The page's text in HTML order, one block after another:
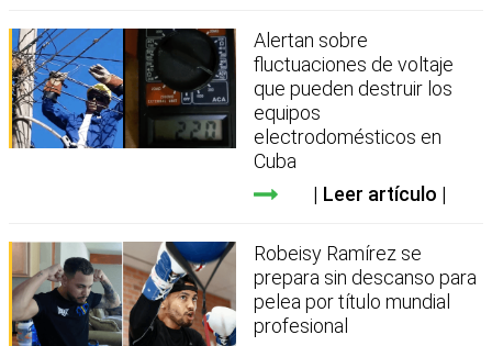
Alertan sobre
fluctuaciones de voltaje
que pueden destruir los
equipos
electrodomésticos en
Cuba
Leer artículo
Robeisy Ramírez se
prepara sin descanso para
pelea por título mundial
profesional